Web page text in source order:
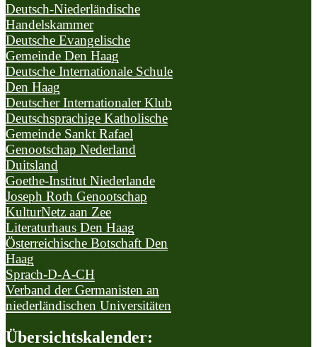
Deutsch-Niederländische
Handelskammer
Deutsche Evangelische
Gemeinde Den Haag
Deutsche Internationale Schule
Den Haag
Deutscher Internationaler Klub
Deutschsprachige Katholische
Gemeinde Sankt Rafael
Genootschap Nederland
Duitsland
Goethe-Institut Niederlande
Joseph Roth Genootschap
KulturNetz aan Zee
Literaturhaus Den Haag
Österreichische Botschaft Den
Haag
Sprach-D-A-CH
Verband der Germanisten an
niederländischen Universitäten
Übersichtskalender: